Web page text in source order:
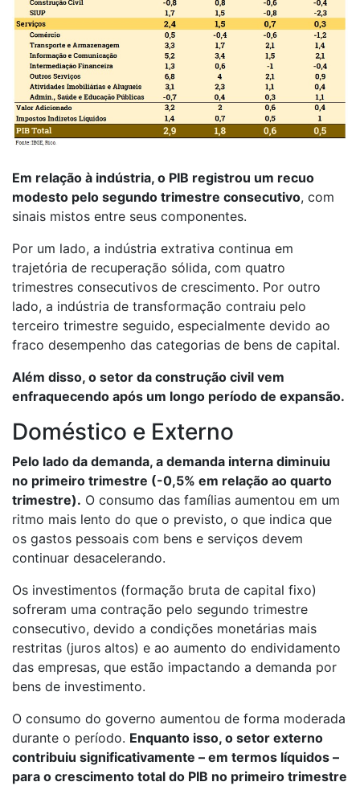
Em relação à indústria, o PIB registrou um recuo
modesto pelo segundo trimestre consecutivo, com
sinais mistos entre seus componentes.
Por um lado, a indústria extrativa continua em
trajetória de recuperação sólida, com quatro
trimestres consecutivos de crescimento. Por outro
lado, a indústria de transformação contraiu pelo
terceiro trimestre seguido, especialmente devido ao
fraco desempenho das categorias de bens de capital.
Além disso, o setor da construção civil vem
enfraquecendo após um longo período de expansão.
Doméstico e Externo
Pelo lado da demanda, a demanda interna diminuiu
no primeiro trimestre (-0,5% em relação ao quarto
trimestre). O consumo das famílias aumentou em um
ritmo mais lento do que o previsto, o que indica que
os gastos pessoais com bens e serviços devem
continuar desacelerando.
Os investimentos (formação bruta de capital fixo)
sofreram uma contração pelo segundo trimestre
consecutivo, devido a condições monetárias mais
restritas (juros altos) e ao aumento do endividamento
das empresas, que estão impactando a demanda por
bens de investimento.
O consumo do governo aumentou de forma moderada
durante o período. Enquanto isso, o setor externo
contribuiu significativamente – em termos líquidos –
para o crescimento total do PIB no primeiro trimestre